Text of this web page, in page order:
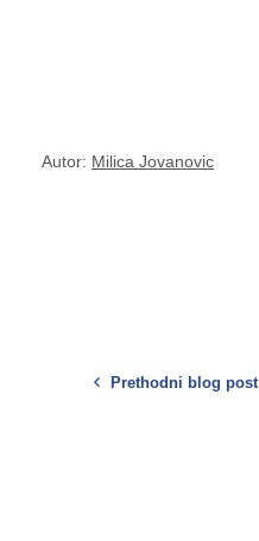
Autor: Milica Jovanovic
Prethodni blog post